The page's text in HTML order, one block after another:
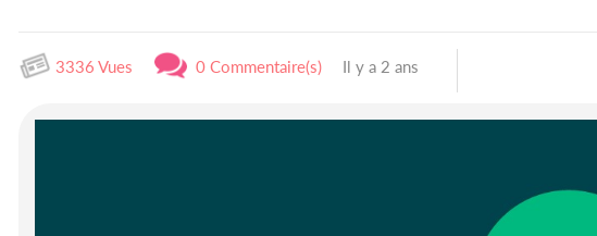
3336 Vues 0 Commentaire(s) Il y a 2 ans